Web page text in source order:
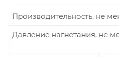
Производительность, не
Давление нагнетания, не